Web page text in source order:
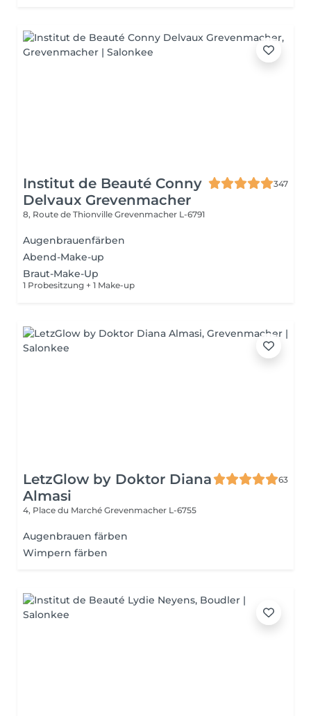
Institut de Beauté Conny
Delvaux Grevenmacher
347
8, Route de Thionville Grevenmacher L-6791
Augenbrauenfärben
Abend-Make-up
Braut-Make-Up
1 Probesitzung + 1 Make-up
LetzGlow by Doktor Diana
Almasi
63
4, Place du Marché Grevenmacher L-6755
Augenbrauen färben
Wimpern färben